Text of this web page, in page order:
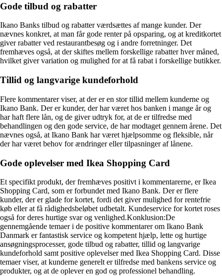
Gode tilbud og rabatter
Ikano Banks tilbud og rabatter værdsættes af mange kunder. Der
nævnes konkret, at man får gode renter på opsparing, og at kreditkortet
giver rabatter ved restaurantbesøg og i andre forretninger. Det
fremhæves også, at der skiftes mellem forskellige rabatter hver måned,
hvilket giver variation og mulighed for at få rabat i forskellige butikker.
Tillid og langvarige kundeforhold
Flere kommentarer viser, at der er en stor tillid mellem kunderne og
Ikano Bank. Der er kunder, der har været hos banken i mange år og
har haft flere lån, og de giver udtryk for, at de er tilfredse med
behandlingen og den gode service, de har modtaget gennem årene. Det
nævnes også, at Ikano Bank har været hjælpsomme og fleksible, når
der har været behov for ændringer eller tilpasninger af lånene.
Gode oplevelser med Ikea Shopping Card
Et specifikt produkt, der fremhæves positivt i kommentarerne, er Ikea
Shopping Card, som er forbundet med Ikano Bank. Der er flere
kunder, der er glade for kortet, fordi det giver mulighed for rentefrie
køb eller at få rådighedsbeløbet udbetalt. Kundeservice for kortet roses
også for deres hurtige svar og venlighed.Konklusion:De
gennemgående temaer i de positive kommentarer om Ikano Bank
Danmark er fantastisk service og kompetent hjælp, lette og hurtige
ansøgningsprocesser, gode tilbud og rabatter, tillid og langvarige
kundeforhold samt positive oplevelser med Ikea Shopping Card. Disse
temaer viser, at kunderne generelt er tilfredse med bankens service og
produkter, og at de oplever en god og professionel behandling.